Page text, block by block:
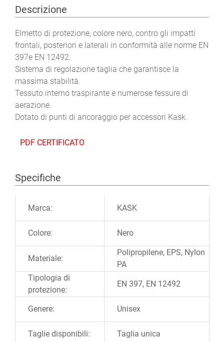
Descrizione
Elmetto di protezione, colore nero, contro gli impatti
frontali, posteriori e laterali in conformità alle norme EN
397e EN 12492.
Sistema di regolazione taglia che garantisce la
massima stabilità.
Tessuto interno traspirante e numerose fessure di
aerazione.
Dotato di punti di ancoraggio per accessori Kask.
PDF CERTIFICATO
Specifiche
Marca: KASK
Colore: Nero
Materiale:
Polipropilene, EPS, Nylon
PA
Tipologia di
protezione:
EN 397, EN 12492
Genere: Unisex
Taglie disponibili: Taglia unica